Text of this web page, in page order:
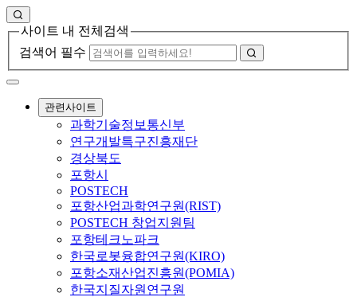
사이트 내 전체검색
검색어 필수
관련사이트
과학기술정보통신부
연구개발특구진흥재단
경상북도
포항시
POSTECH
포항산업과학연구원(RIST)
POSTECH 창업지원팀
포항테크노파크
한국로봇융합연구원(KIRO)
포항소재산업진흥원(POMIA)
한국지질자원연구원